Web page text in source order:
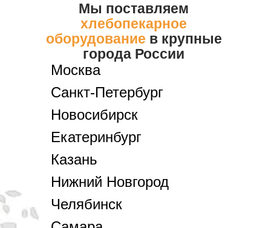
Мы поставляем
хлебопекарное
оборудование в крупные
города России
Москва
Санкт-Петербург
Новосибирск
Екатеринбург
Казань
Нижний Новгород
Челябинск